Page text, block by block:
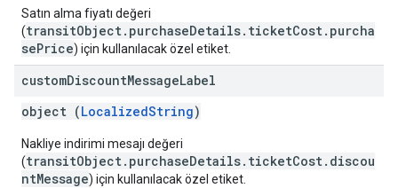
Satın alma fiyatı değeri
(transitObject.purchaseDetails.ticketCost.purcha
sePrice) için kullanılacak özel etiket.
customDiscountMessageLabel
object (LocalizedString)
Nakliye indirimi mesajı değeri
(transitObject.purchaseDetails.ticketCost.discou
ntMessage) için kullanılacak özel etiket.